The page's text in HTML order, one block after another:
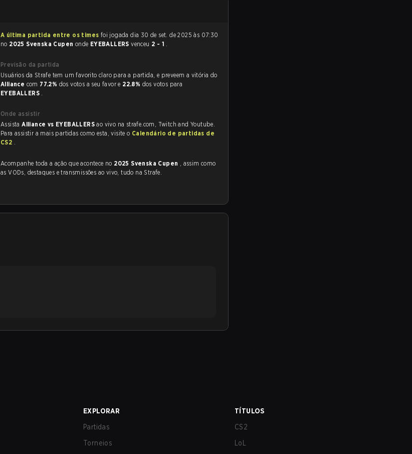
A última partida entre os times
no 2025 Svenska Cupen onde EYEBALLERSvenceu 2 - 1 .
Previsão da partida
Usuários da Strafe tem um favorito claro para a partida, e preveem a vitória do
Alliance com 77.2% dos votos a seu favor e 22.8% dos votos para
EYEBALLERS .
Onde assistir
AssistaAlliance vs EYEBALLERSao vivo na strafe.com, Twitch and Youtube.
Para assistir a mais partidas como esta, visite o Calendário de partidas de
CS2 .
Acompanhe toda a ação que acontece no 2025 Svenska Cupen , assim como
as VODs, destaques e transmissões ao vivo, tudo na Strafe.
EXPLORAR
Partidas
Torneios
TÍTULOS
CS2
LoL